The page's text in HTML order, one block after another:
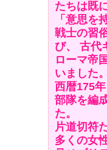
たちは既
「意思を
戦士の習
び、 古代
ローマ帝
いました
西暦175
部隊を編
た。
片道切符
多くの女